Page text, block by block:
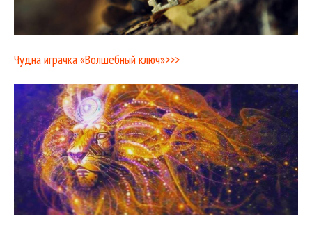
Чудна играчка «Волшебный ключ»>>>